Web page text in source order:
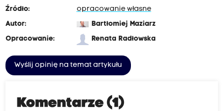
Źródło:
opracowanie własne
Autor:
Bartłomiej Maziarz
Opracowanie:
Renata Radłowska
Wyślij opinię na temat artykułu
Komentarze (1)